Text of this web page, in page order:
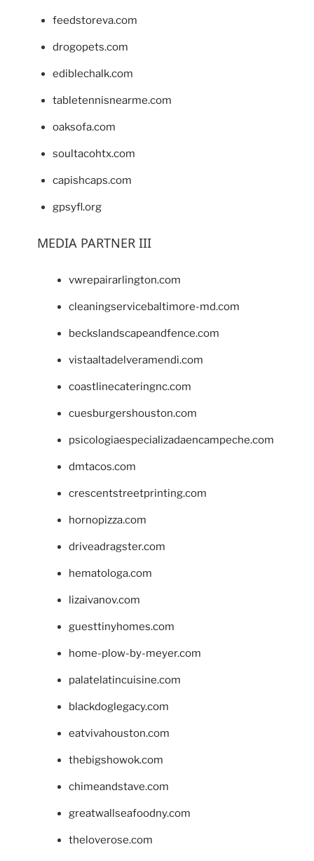
feedstoreva.com
drogopets.com
ediblechalk.com
tabletennisnearme.com
oaksofa.com
soultacohtx.com
capishcaps.com
gpsyfl.org
MEDIA PARTNER III
vwrepairarlington.com
cleaningservicebaltimore-md.com
beckslandscapeandfence.com
vistaaltadelveramendi.com
coastlinecateringnc.com
cuesburgershouston.com
psicologiaespecializadaencampeche.com
dmtacos.com
crescentstreetprinting.com
hornopizza.com
driveadragster.com
hematologa.com
lizaivanov.com
guesttinyhomes.com
home-plow-by-meyer.com
palatelatincuisine.com
blackdoglegacy.com
eatvivahouston.com
thebigshowok.com
chimeandstave.com
greatwallseafoodny.com
theloverose.com